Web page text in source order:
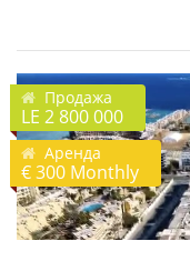
Продажа
LE 2 800 000
Аренда
€ 300 Monthly